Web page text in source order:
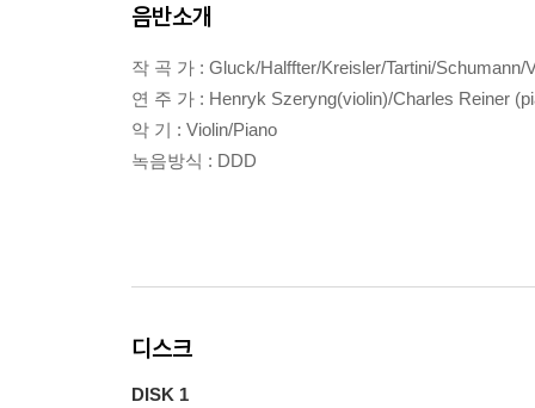
음반소개
작 곡 가 : Gluck/Halffter/Kreisler/Tartini/Schumann/
연 주 가 : Henryk Szeryng(violin)/Charles Reiner
악 기 : Violin/Piano
녹음방식 : DDD
디스크
DISK 1